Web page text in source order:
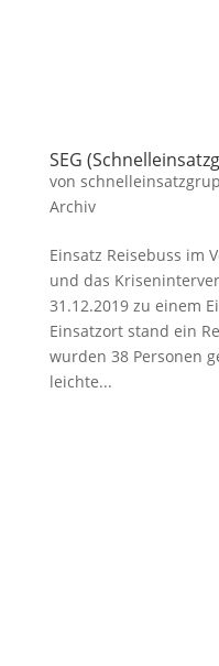
SEG
von
Archiv
Einsatz Reisebuss im
und das
31.12.2019 zu einem
Einsatzort stand ein
wurden 38 Personen
leichte...